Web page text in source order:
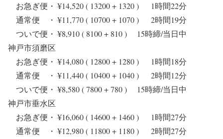
お急ぎ便・ ¥14,520 ( 13200 + 1320 ) 1時間22分
通常便 ・ ¥11,770 ( 10700 + 1070 ) 2時間19分
ついで便・ ¥8,910 ( 8100 + 810 ) 15時締/当日中
神戸市須磨区
お急ぎ便・ ¥14,080 ( 12800 + 1280 ) 1時間18分
通常便 ・ ¥11,440 ( 10400 + 1040 ) 2時間12分
ついで便・ ¥8,580 ( 7800 + 780 ) 15時締/当日中
神戸市垂水区
お急ぎ便・ ¥16,060 ( 14600 + 1460 ) 1時間27分
通常便 ・ ¥12,980 ( 11800 + 1180 ) 2時間27分